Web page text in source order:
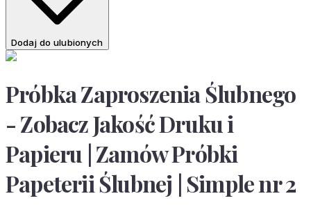
Dodaj do ulubionych
Próbka Zaproszenia Ślubnego
- Zobacz Jakość Druku i
Papieru | Zamów Próbki
Papeterii Ślubnej | Simple nr 2